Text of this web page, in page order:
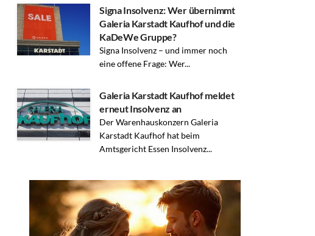
Signa Insolvenz: Wer übernimmt
Galeria Karstadt Kaufhof und die
KaDeWe Gruppe?
Signa Insolvenz – und immer noch
eine offene Frage: Wer...
Galeria Karstadt Kaufhof meldet
erneut Insolvenz an
Der Warenhauskonzern Galeria
Karstadt Kaufhof hat beim
Amtsgericht Essen Insolvenz...